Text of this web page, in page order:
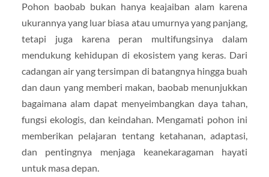
Pohon baobab bukan hanya keajaiban alam karena
ukurannya yang luar biasa atau umurnya yang panjang,
tetapi juga karena peran multifungsinya dalam
mendukung kehidupan di ekosistem yang keras. Dari
cadangan air yang tersimpan di batangnya hingga buah
dan daun yang memberi makan, baobab menunjukkan
bagaimana alam dapat menyeimbangkan daya tahan,
fungsi ekologis, dan keindahan. Mengamati pohon ini
memberikan pelajaran tentang ketahanan, adaptasi,
dan pentingnya menjaga keanekaragaman hayati
untuk masa depan.